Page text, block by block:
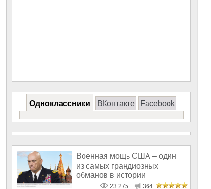
Одноклассники ВКонтакте Facebook
Военная мощь США – один
из самых грандиозных
обманов в истории
человечества
23 275 364